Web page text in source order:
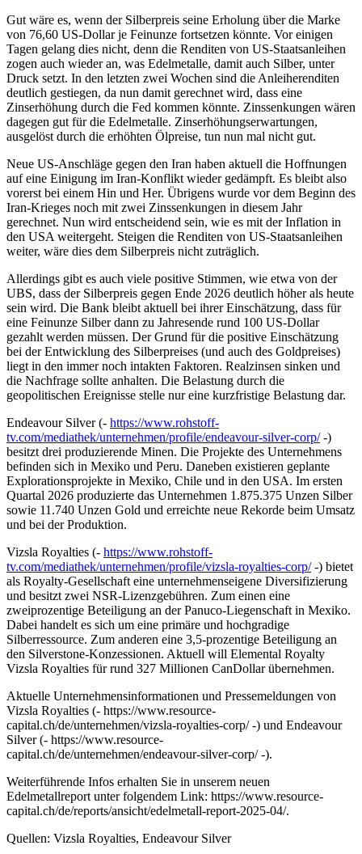
Gut wäre es, wenn der Silberpreis seine Erholung über die Marke
von 76,60 US-Dollar je Feinunze fortsetzen könnte. Vor einigen
Tagen gelang dies nicht, denn die Renditen von US-Staatsanleihen
zogen auch wieder an, was Edelmetalle, damit auch Silber, unter
Druck setzt. In den letzten zwei Wochen sind die Anleiherenditen
deutlich gestiegen, da nun damit gerechnet wird, dass eine
Zinserhöhung durch die Fed kommen könnte. Zinssenkungen wären
dagegen gut für die Edelmetalle. Zinserhöhungserwartungen,
ausgelöst durch die erhöhten Ölpreise, tun nun mal nicht gut.
Neue US-Anschläge gegen den Iran haben aktuell die Hoffnungen
auf eine Einigung im Iran-Konflikt wieder gedämpft. Es bleibt also
vorerst bei einem Hin und Her. Übrigens wurde vor dem Beginn des
Iran-Krieges noch mit zwei Zinssenkungen in diesem Jahr
gerechnet. Nun wird entscheidend sein, wie es mit der Inflation in
den USA weitergeht. Steigen die Renditen von US-Staatsanleihen
weiter, wäre dies dem Silberpreis nicht zuträglich.
Allerdings gibt es auch viele positive Stimmen, wie etwa von der
UBS, dass der Silberpreis gegen Ende 2026 deutlich höher als heute
sein wird. Die Bank bleibt aktuell bei ihrer Einschätzung, dass für
eine Feinunze Silber dann zu Jahresende rund 100 US-Dollar
gezahlt werden müssen. Der Grund für die positive Einschätzung
bei der Entwicklung des Silberpreises (und auch des Goldpreises)
liegt in den immer noch intakten Faktoren. Realzinsen sinken und
die Nachfrage sollte anhalten. Die Belastung durch die
geopolitischen Ereignisse stelle nur eine kurzfristige Belastung dar.
Endeavour Silver (- https://www.rohstoff-
tv.com/mediathek/unternehmen/profile/endeavour-silver-corp/-)
besitzt drei produzierende Minen. Die Projekte des Unternehmens
befinden sich in Mexiko und Peru. Daneben existieren geplante
Explorationsprojekte in Mexiko, Chile und in den USA. Im ersten
Quartal 2026 produzierte das Unternehmen 1.875.375 Unzen Silber
sowie 11.740 Unzen Gold und erreichte neue Rekorde beim Umsatz
und bei der Produktion.
Vizsla Royalties (- https://www.rohstoff-
tv.com/mediathek/unternehmen/profile/vizsla-royalties-corp/-) bietet
als Royalty-Gesellschaft eine unternehmenseigene Diversifizierung
und besitzt zwei NSR-Lizenzgebühren. Zum einen eine
zweiprozentige Beteiligung an der Panuco-Liegenschaft in Mexiko.
Dabei handelt es sich um eine primäre und hochgradige
Silberressource. Zum anderen eine 3,5-prozentige Beteiligung an
den Silverstone-Konzessionen. Aktuell will Elemental Royalty
Vizsla Royalties für rund 327 Millionen CanDollar übernehmen.
Aktuelle Unternehmensinformationen und Pressemeldungen von
Vizsla Royalties (- https://www.resource-
capital.ch/de/unternehmen/vizsla-royalties-corp/ -) und Endeavour
Silver (- https://www.resource-
capital.ch/de/unternehmen/endeavour-silver-corp/ -).
Weiterführende Infos erhalten Sie in unserem neuen
Edelmetallreport unter folgendem Link: https://www.resource-
capital.ch/de/reports/ansicht/edelmetall-report-2025-04/.
Quellen: Vizsla Royalties, Endeavour Silver